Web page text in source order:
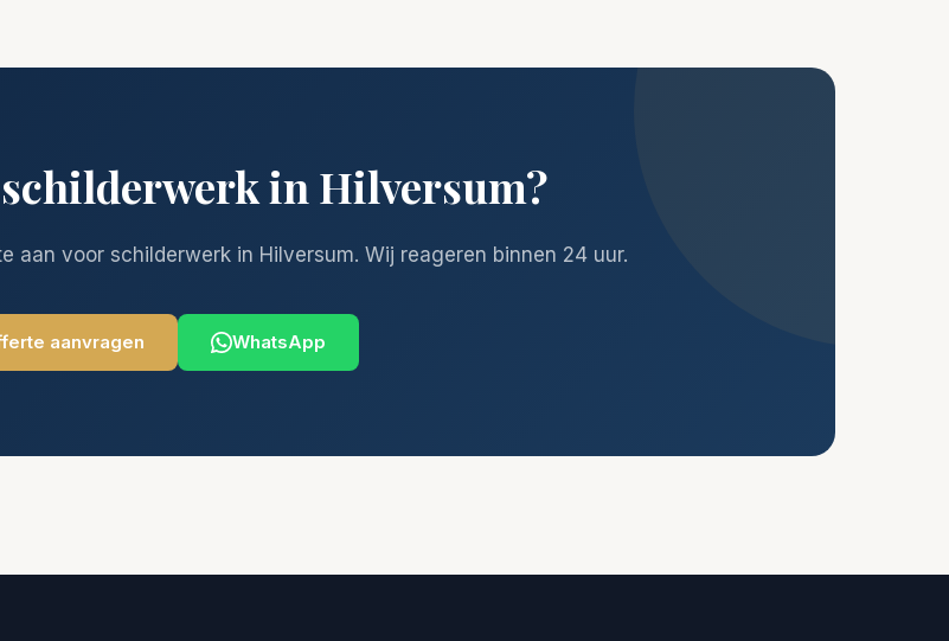
in Hilversum?
aan voor schilderwerk in Hilversum. Wij reageren binnen 24 uur.
aanvragen WhatsApp